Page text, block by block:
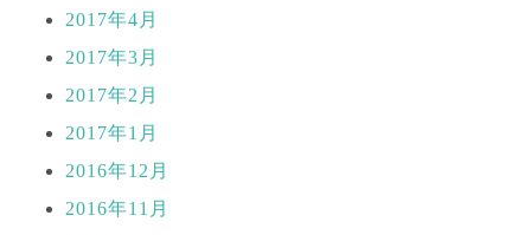
2017年4月
2017年3月
2017年2月
2017年1月
2016年12月
2016年11月